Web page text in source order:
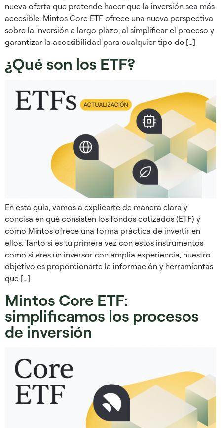
nueva oferta que pretende hacer que la inversión sea más
accesible. Mintos Core ETF ofrece una nueva perspectiva
sobre la inversión a largo plazo, al simplificar el proceso y
garantizar la accesibilidad para cualquier tipo de […]
¿Qué son los ETF?
En esta guía, vamos a explicarte de manera clara y
concisa en qué consisten los fondos cotizados (ETF) y
cómo Mintos ofrece una forma práctica de invertir en
ellos. Tanto si es tu primera vez con estos instrumentos
como si eres un inversor con amplia experiencia, nuestro
objetivo es proporcionarte la información y herramientas
que […]
Mintos Core ETF:
simplificamos los procesos
de inversión